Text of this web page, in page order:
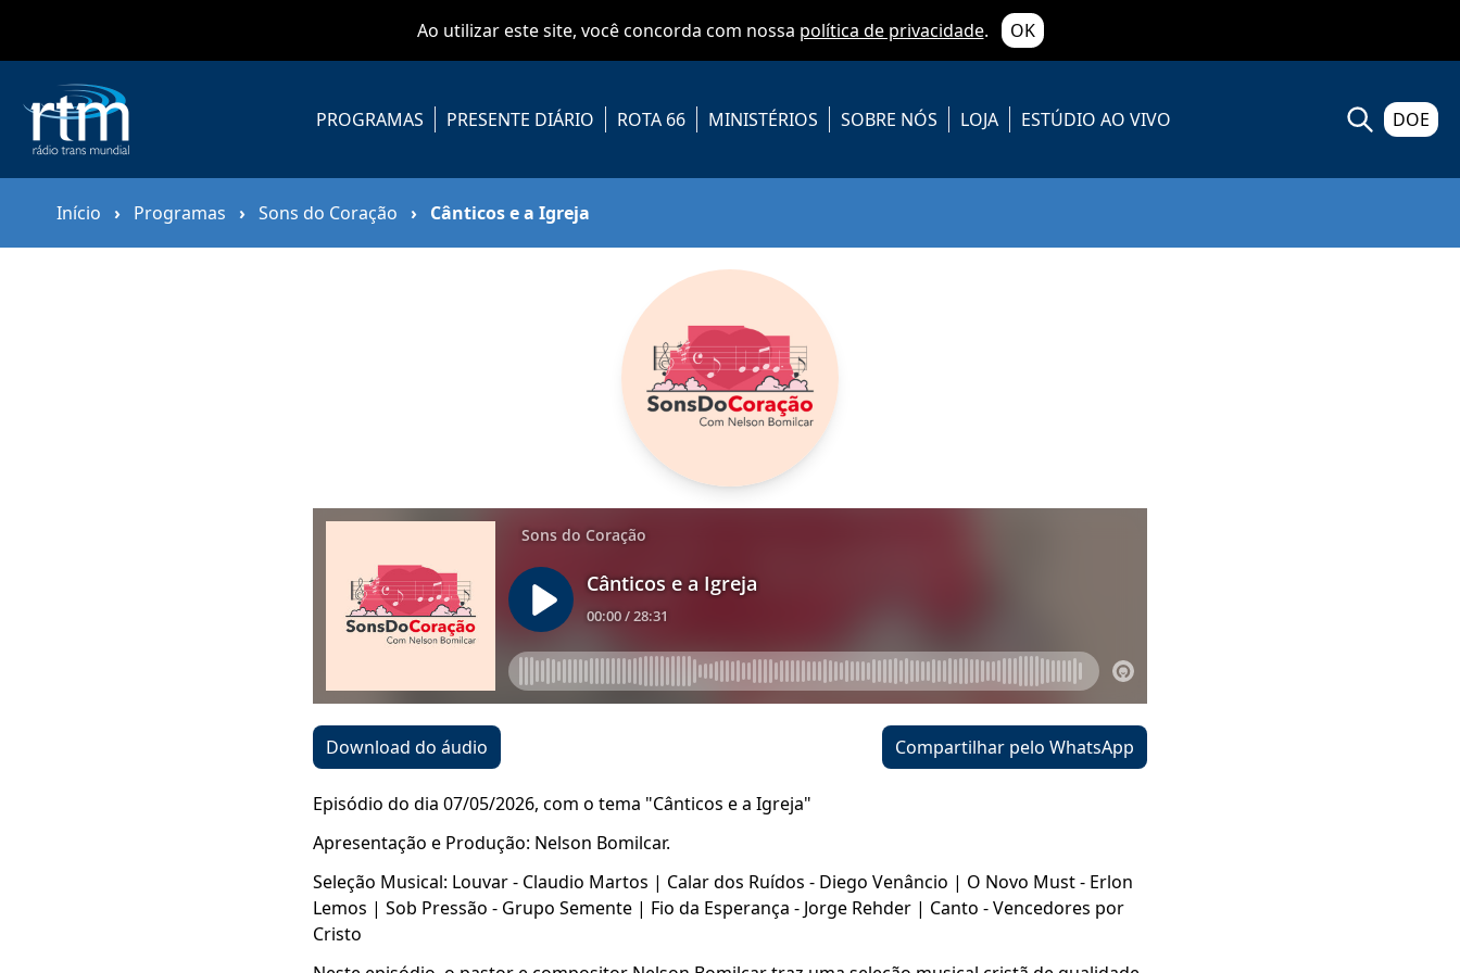
Ao utilizar este site, você concorda com nossa política de privacidade. OK
PROGRAMAS PRESENTE DIÁRIO ROTA 66 MINISTÉRIOS SOBRE NÓS LOJA ESTÚDIO AO VIVO DOE
Início › Programas › Sons do Coração › Cânticos e a Igreja
Download do áudio Compartilhar pelo WhatsApp
Episódio do dia 07/05/2026, com o tema "Cânticos e a Igreja"
Apresentação e Produção: Nelson Bomilcar.
Seleção Musical: Louvar - Claudio Martos | Calar dos Ruídos - Diego Venâncio | O Novo Must - Erlon
Lemos | Sob Pressão - Grupo Semente | Fio da Esperança - Jorge Rehder | Canto - Vencedores por
Cristo